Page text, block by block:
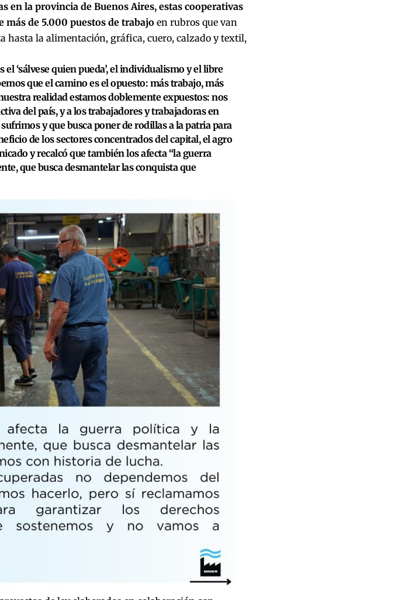
en la provincia de Buenos Aires, estas cooperativas
más de 5.000 puestos de trabajo en rubros que van
hasta la alimentación, gráfica, cuero, calzado y textil,
el ‘sálvese quien pueda’, el individualismo y el libre
que el camino es el opuesto: más trabajo, más
realidad estamos doblemente expuestos: nos
del país, y a los trabajadores y trabajadoras en
y que busca poner de rodillas a la patria para
de los sectores concentrados del capital, el agro
y recalcó que también los afecta “la guerra
que busca desmantelar las conquista que